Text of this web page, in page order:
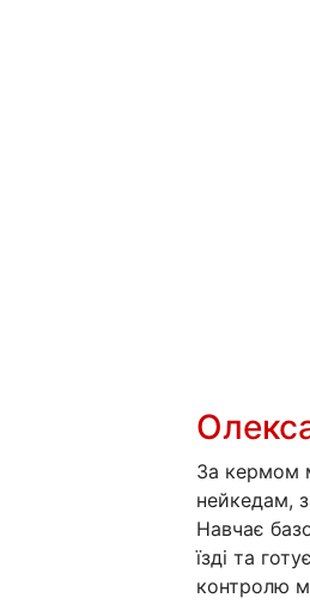
За кермом
нейкедам,
Навчає
їзді та
контролю